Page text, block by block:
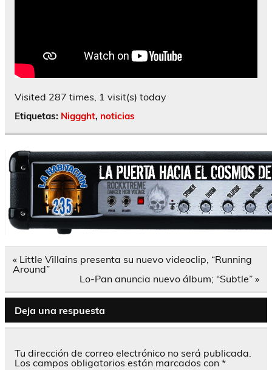
Visited 287 times, 1 visit(s) today
Etiquetas: Niggght, noticias
Navegación
de
« Little Villains presenta su nuevo videoclip, “Running
Around”
Lo-Pan anuncia nuevo álbum; “Subtle” »
Deja una respuesta
Tu dirección de correo electrónico no será publicada.
Los campos obligatorios están marcados con *